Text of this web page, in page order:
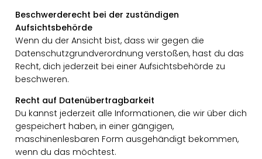
Beschwerderecht bei der zuständigen
Aufsichtsbehörde
Wenn du der Ansicht bist, dass wir gegen die
Datenschutzgrundverordnung verstoßen, hast du das
Recht, dich jederzeit bei einer Aufsichtsbehörde zu
beschweren.
Recht auf Datenübertragbarkeit
Du kannst jederzeit alle Informationen, die wir über dich
gespeichert haben, in einer gängigen,
maschinenlesbaren Form ausgehändigt bekommen,
wenn du das möchtest.